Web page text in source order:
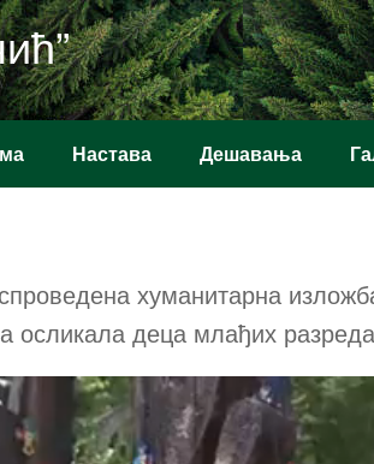
Настава Дешавања
хуманитарна
осликала деца млађих